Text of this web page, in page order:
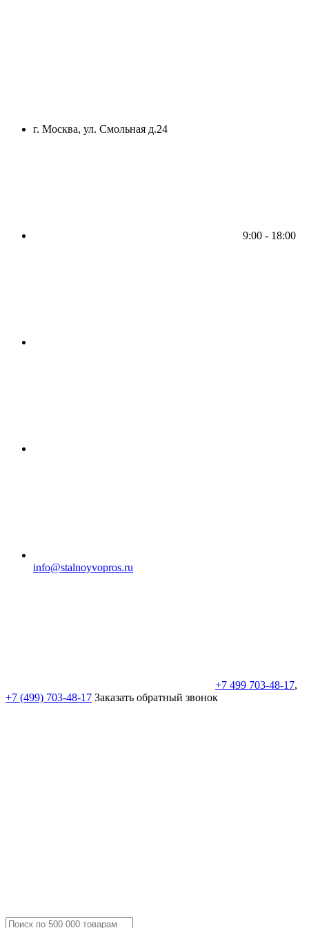
г. Москва, ул. Смольная д.24
9:00 - 18:00
info@stalnoyvopros.ru
+7 499 703-48-17,
+7 (499) 703-48-17 Заказать обратный звонок